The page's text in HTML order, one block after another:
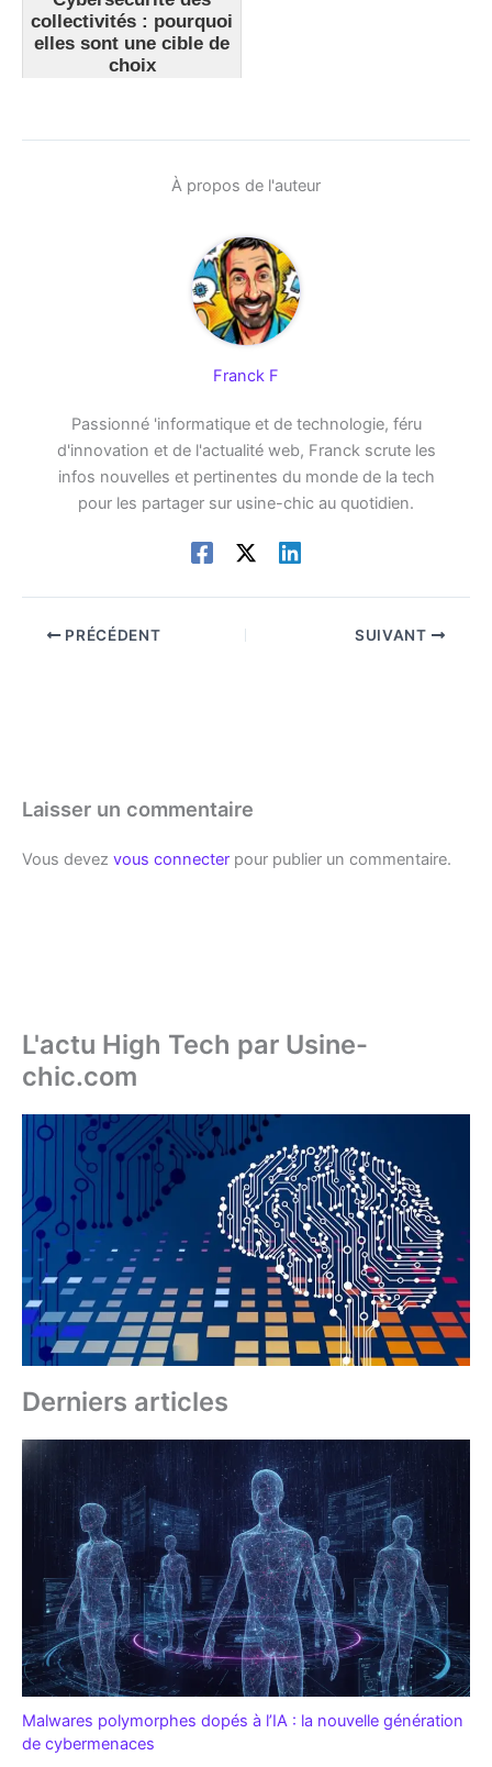
collectivités : pourquoi
elles sont une cible de
choix
À propos de l'auteur
Franck F
Passionné 'informatique et de technologie, féru
d'innovation et de l'actualité web, Franck scrute les
infos nouvelles et pertinentes du monde de la tech
pour les partager sur usine-chic au quotidien.
PRÉCÉDENT SUIVANT
Laisser un commentaire
Vous devez vous connecter pour publier un commentaire.
L'actu High Tech par Usine-
chic.com
Derniers articles
Malwares polymorphes dopés à l’IA : la nouvelle génération
de cybermenaces